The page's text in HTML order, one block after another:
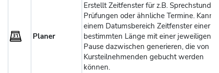
Planer
Erstellt Zeitfenster für z.B.
Prüfungen oder ähnliche Termine. Kann
einem Datumsbereich Zeitfenster einer
bestimmten Länge mit einer jeweiligen
Pause dazwischen generieren, die von
Kursteilnehmenden gebucht werden
können.